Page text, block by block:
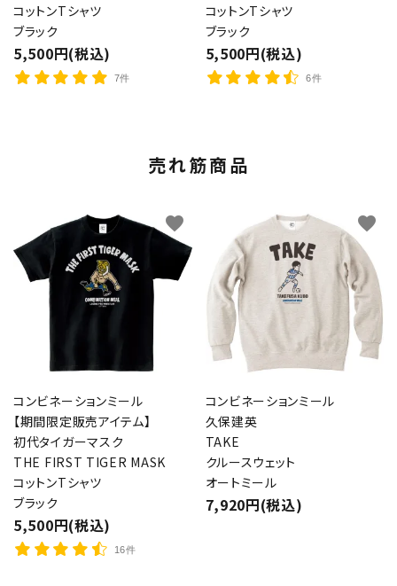
コットンTシャツ
ブラック
5,500円(税込)
7件
コットンTシャツ
ブラック
5,500円(税込)
6件
売れ筋商品
コンビネーションミール
【期間限定販売アイテム】
初代タイガーマスク
THE FIRST TIGER MASK
コットンTシャツ
ブラック
5,500円(税込)
16件
favorite
コンビネーションミール
久保建英
TAKE
クルースウェット
オートミール
7,920円(税込)
favorite